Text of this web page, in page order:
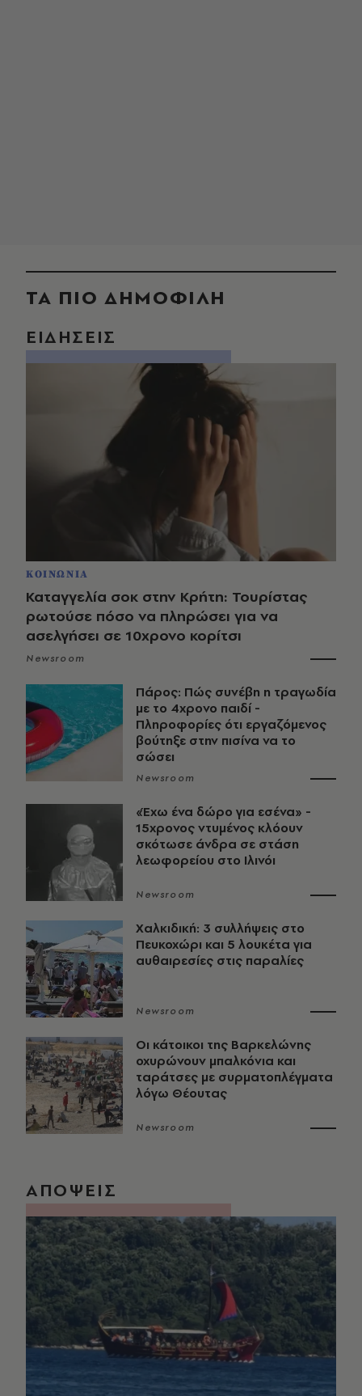
ΤΑ ΠΙΟ ΔΗΜΟΦΙΛΗ
ΕΙΔΗΣΕΙΣ
ΚΟΙΝΩΝΙΑ
Καταγγελία σοκ στην Κρήτη: Τουρίστας
ρωτούσε πόσο να πληρώσει για να
ασελγήσει σε 10χρονο κορίτσι
Newsroom
Πάρος: Πώς συνέβη η τραγωδία
με το 4χρονο παιδί -
Πληροφορίες ότι εργαζόμενος
βούτηξε στην πισίνα να το
σώσει
Newsroom
«Έχω ένα δώρο για εσένα» -
15χρονος ντυμένος κλόουν
σκότωσε άνδρα σε στάση
λεωφορείου στο Ιλινόι
Newsroom
Χαλκιδική: 3 συλλήψεις στο
Πευκοχώρι και 5 λουκέτα για
αυθαιρεσίες στις παραλίες
Newsroom
Οι κάτοικοι της Βαρκελώνης
οχυρώνουν μπαλκόνια και
ταράτσες με συρματοπλέγματα
λόγω Θέουτας
Newsroom
ΑΠΟΨΕΙΣ